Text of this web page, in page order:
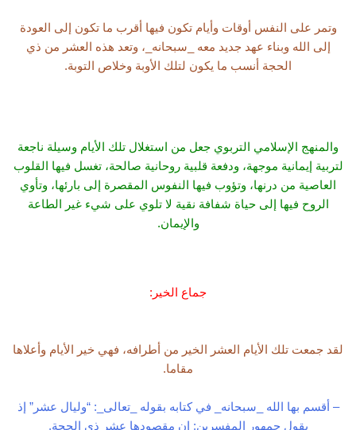
وتمر على النفس أوقات وأيام تكون فيها أقرب ما تكون إلى العودة
إلى الله وبناء عهد جديد معه _سبحانه_، وتعد هذه العشر من ذي
الحجة أنسب ما يكون لتلك الأوبة وخلاص التوبة.
والمنهج الإسلامي التربوي جعل من استغلال تلك الأيام وسيلة ناجعة
لتربية إيمانية موجهة، ودفعة قلبية روحانية صالحة، تغسل فيها القلوب
العاصية من درنها، وتؤوب فيها النفوس المقصرة إلى بارئها، وتأوي
الروح فيها إلى حياة شفافة نقية لا تلوي على شيء غير الطاعة
والإيمان.
جماع الخير:
لقد جمعت تلك الأيام العشر الخير من أطرافه، فهي خير الأيام وأعلاها
مقاما.
– أقسم بها الله _سبحانه_ في كتابه بقوله _تعالى_: “وليال عشر” إذ
يقول جمهور المفسرين: إن مقصودها عشر ذي الحجة.